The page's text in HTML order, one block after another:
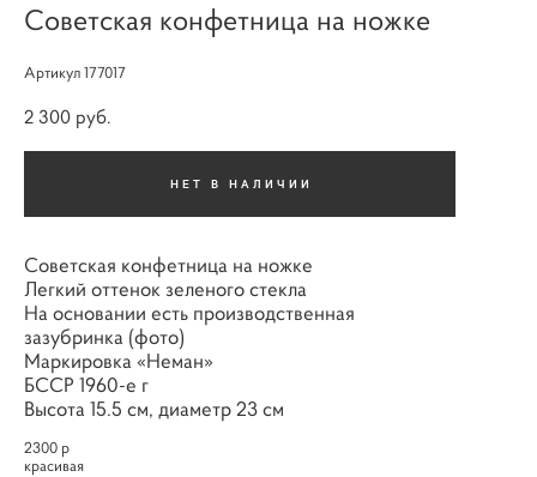
Советская конфетница на ножке
Артикул 177017
2 300 pуб.
НЕТ В НАЛИЧИИ
Советская конфетница на ножке
Легкий оттенок зеленого стекла
На основании есть производственная
зазубринка (фото)
Маркировка «Неман»
БССР 1960-е г
Высота 15.5 см, диаметр 23 см
2300 р
красивая